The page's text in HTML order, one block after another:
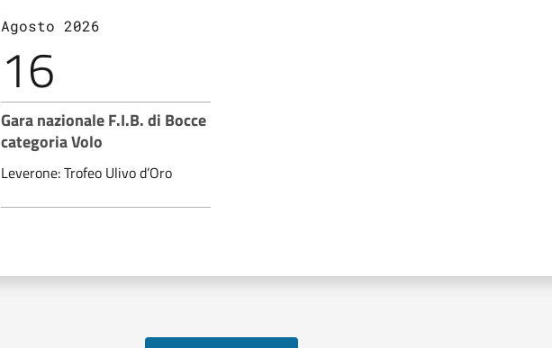
Agosto 2026
16
Gara nazionale F.I.B. di Bocce
categoria Volo
Leverone: Trofeo Ulivo d’Oro